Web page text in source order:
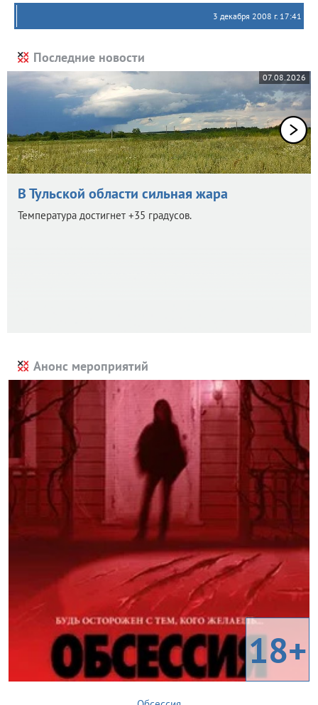
3 декабря 2008 г. 17:41
Последние новости
07.08.2026
В Тульской области сильная жара
Температура достигнет +35 градусов.
Анонс мероприятий
18+